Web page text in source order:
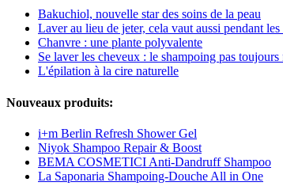
Bakuchiol, nouvelle star des soins de la peau
Laver au lieu de jeter, cela vaut aussi pendant les
Chanvre : une plante polyvalente
Se laver les cheveux : le shampoing pas toujours
L'épilation à la cire naturelle
Nouveaux produits:
i+m Berlin Refresh Shower Gel
Niyok Shampoo Repair & Boost
BEMA COSMETICI Anti-Dandruff Shampoo
La Saponaria Shampoing-Douche All in One